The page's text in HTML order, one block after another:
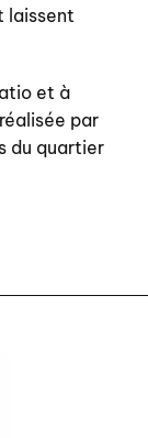
laissent
et à
par
du quartier